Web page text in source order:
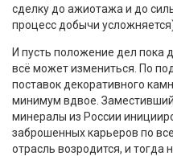
сделку до ажиотажа и до
процесс добычи
И пусть положение дел пока
всё может измениться. По
поставок декоративного
минимум вдвое.
минералы из России
заброшенных карьеров по
отрасль возродится, и